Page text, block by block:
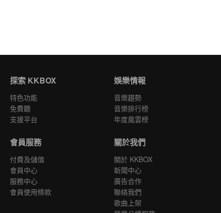
探索 KKBOX
特色功能
免費聽
支援平台
娛樂情報
音樂趨勢
音樂排行榜
年度風雲榜
會員服務
付費及儲值
會員中心
服務中心
會員使用條款
關於我們
關於 KKBOX
新聞中心
廣告合作
聯絡我們
歌曲上架